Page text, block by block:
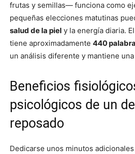
frutas y semillas— funciona como
pequeñas elecciones matutinas
salud de la piel y la energía diaria.
tiene aproximadamente 440
un análisis diferente y mantiene
Beneficios
psicológicos de un
reposado
Dedicarse unos minutos